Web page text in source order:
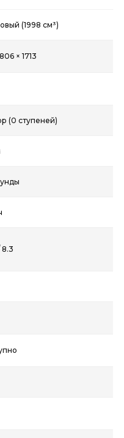
(1998 см³)
× 1713
(0 ступеней)
8.3